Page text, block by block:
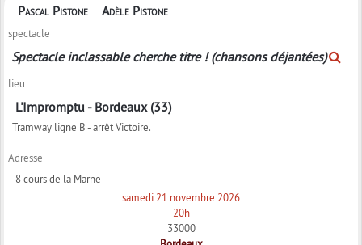
Pascal Pistone Adèle Pistone
spectacle
Spectacle inclassable cherche titre ! (chansons déjantées)
lieu
L'Impromptu - Bordeaux (33)
Tramway ligne B - arrêt Victoire.
Adresse
8 cours de la Marne
samedi 21 novembre 2026
20h
33000